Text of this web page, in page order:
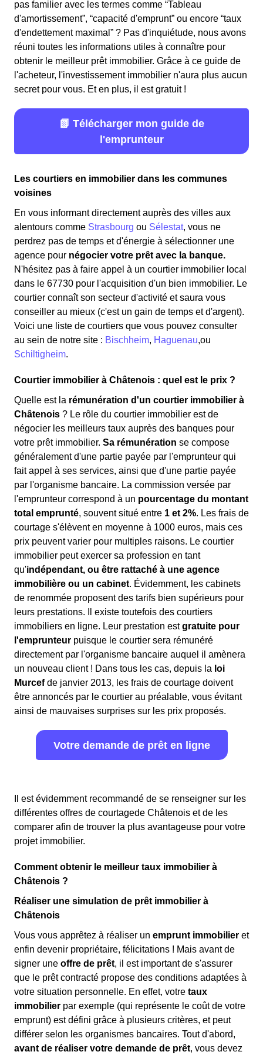
pas familier avec les termes comme “Tableau
d'amortissement”, “capacité d'emprunt” ou encore “taux
d'endettement maximal” ? Pas d'inquiétude, nous avons
réuni toutes les informations utiles à connaître pour
obtenir le meilleur prêt immobilier. Grâce à ce guide de
l'acheteur, l'investissement immobilier n'aura plus aucun
secret pour vous. Et en plus, il est gratuit !
📗 Télécharger mon guide de
l'emprunteur
Les courtiers en immobilier dans les communes
voisines
En vous informant directement auprès des villes aux
alentours comme Strasbourg ou Sélestat, vous ne
perdrez pas de temps et d'énergie à sélectionner une
agence pour négocier votre prêt avec la banque.
N'hésitez pas à faire appel à un courtier immobilier local
dans le 67730 pour l'acquisition d'un bien immobilier. Le
courtier connaît son secteur d'activité et saura vous
conseiller au mieux (c'est un gain de temps et d'argent).
Voici une liste de courtiers que vous pouvez consulter
au sein de notre site : Bischheim, Haguenau,ou
Schiltigheim.
Courtier immobilier à Châtenois : quel est le prix ?
Quelle est la rémunération d'un courtier immobilier à
Châtenois ? Le rôle du courtier immobilier est de
négocier les meilleurs taux auprès des banques pour
votre prêt immobilier. Sa rémunération se compose
généralement d'une partie payée par l'emprunteur qui
fait appel à ses services, ainsi que d'une partie payée
par l'organisme bancaire. La commission versée par
l'emprunteur correspond à un pourcentage du montant
total emprunté, souvent situé entre 1 et 2%. Les frais de
courtage s'élèvent en moyenne à 1000 euros, mais ces
prix peuvent varier pour multiples raisons. Le courtier
immobilier peut exercer sa profession en tant
qu'indépendant, ou être rattaché à une agence
immobilière ou un cabinet. Évidemment, les cabinets
de renommée proposent des tarifs bien supérieurs pour
leurs prestations. Il existe toutefois des courtiers
immobiliers en ligne. Leur prestation estgratuite pour
l'emprunteur puisque le courtier sera rémunéré
directement par l'organisme bancaire auquel il amènera
un nouveau client ! Dans tous les cas, depuis la loi
Murcefde janvier 2013, les frais de courtage doivent
être annoncés par le courtier au préalable, vous évitant
ainsi de mauvaises surprises sur les prix proposés.
Votre demande de prêt en ligne
Il est évidemment recommandé de se renseigner sur les
différentes offres de courtagede Châtenois et de les
comparer afin de trouver la plus avantageuse pour votre
projet immobilier.
Comment obtenir le meilleur taux immobilier à
Châtenois ?
Réaliser une simulation de prêt immobilier à
Châtenois
Vous vous apprêtez à réaliser un emprunt immobilier et
enfin devenir propriétaire, félicitations ! Mais avant de
signer une offre de prêt, il est important de s'assurer
que le prêt contracté propose des conditions adaptées à
votre situation personnelle. En effet, votre taux
immobilier par exemple (qui représente le coût de votre
emprunt) est défini grâce à plusieurs critères, et peut
différer selon les organismes bancaires. Tout d'abord,
avant de réaliser votre demande de prêt, vous devez